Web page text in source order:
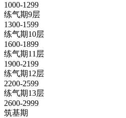
1000-1299
练气期9层
1300-1599
练气期10层
1600-1899
练气期11层
1900-2199
练气期12层
2200-2599
练气期13层
2600-2999
筑基期